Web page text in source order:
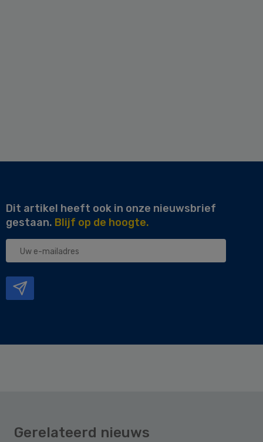
Dit artikel heeft ook in onze nieuwsbrief
gestaan. Blijf op de hoogte.
Uw
Gerelateerd nieuws